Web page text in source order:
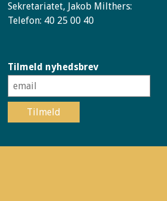
Sekretariatet, Jakob Milthers:
Telefon: 40 25 00 40
Tilmeld nyhedsbrev